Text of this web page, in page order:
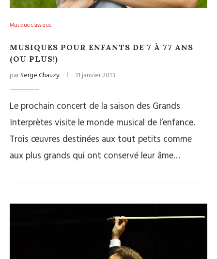
Musique classique
MUSIQUES POUR ENFANTS DE 7 À 77 ANS
(OU PLUS!)
parSerge Chauzy 31 janvier 2013
Le prochain concert de la saison des Grands
Interprètes visite le monde musical de l’enfance.
Trois œuvres destinées aux tout petits comme
aux plus grands qui ont conservé leur âme…